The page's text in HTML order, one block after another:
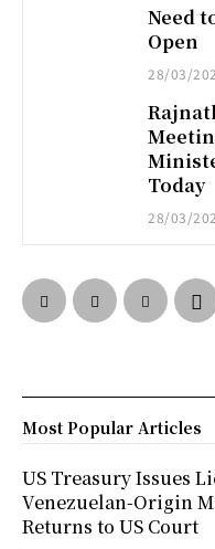
Need
Open
28/03/
Today
28/03/
Most Popular Articles
US Treasury Issues
Venezuelan-Origin
Returns to US Court